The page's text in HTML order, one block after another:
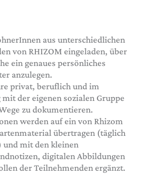
aus unterschiedlichen
von RHIZOM eingeladen, über
ein genaues persönliches
anzulegen.
privat, beruflich und im
der eigenen sozialen Gruppe
zu dokumentieren.
werden auf ein von Rhizom
übertragen (täglich
und mit den kleinen
digitalen Abbildungen
der Teilnehmenden ergänzt.